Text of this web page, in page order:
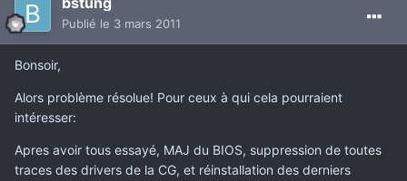
Publié le 3 mars 2011
Bonsoir,
Alors problème résolue! Pour ceux à qui cela pourraient
intéresser:
Apres avoir tous essayé, MAJ du BIOS, suppression de toutes
traces des drivers de la CG, et réinstallation des derniers